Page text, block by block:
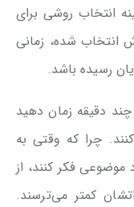
انتخاب روشی برای
انتخاب شده، زمانی
رسیده باشد.
دقیقه زمان دهید
چرا که وقتی به
فکر کنند، از
کمتر می‌ترسند.